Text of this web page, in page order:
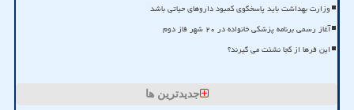
وزارت بهداشت باید پاسخگوی کمبود داروهای حیاتی باشد
آغاز رسمی برنامه پزشکی خانواده در ۲۰ شهر فاز دوم
این فرها از کجا نشئت می گیرند؟
جدیدترین ها